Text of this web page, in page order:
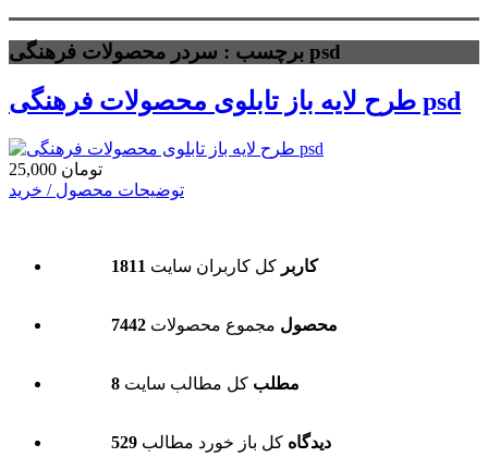
برچسب : سردر محصولات فرهنگی psd
طرح لایه باز تابلوی محصولات فرهنگی psd
25,000 تومان
توضیحات محصول / خرید
1811 کاربر کل کاربران سایت
7442 محصول مجموع محصولات
8 مطلب کل مطالب سایت
529 دیدگاه کل باز خورد مطالب